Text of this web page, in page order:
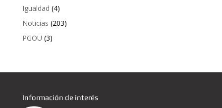
Igualdad (4)
Noticias (203)
PGOU (3)
Información de interés